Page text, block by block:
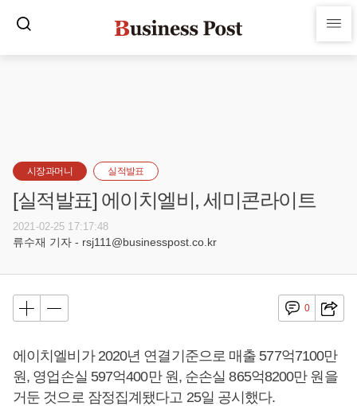
시장과머니 실적발표
[실적발표] 에이치엘비, 세미콘라이트
2021-02-25 17:17:48
류수재 기자 - rsj111@businesspost.co.kr
0
에이치엘비가 2020년 연결기준으로 매출 577억7100만
원, 영업손실 597억400만 원, 순손실 865억8200만 원을
거둔 것으로 잠정집계됐다고 25일 공시했다.